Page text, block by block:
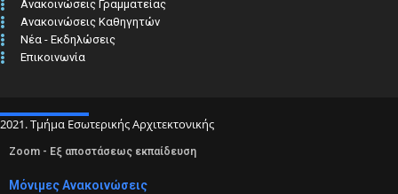
Ανακοινώσεις Γραμματείας
Ανακοινώσεις Καθηγητών
Νέα - Εκδηλώσεις
Επικοινωνία
2021. Τμήμα Εσωτερικής Αρχιτεκτονικής
Zoom - Εξ αποστάσεως εκπαίδευση
Μόνιμες Ανακοινώσεις